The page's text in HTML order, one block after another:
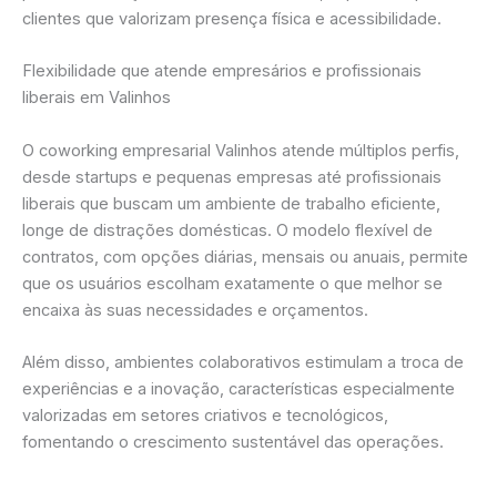
clientes que valorizam presença física e acessibilidade.
Flexibilidade que atende empresários e profissionais
liberais em Valinhos
O coworking empresarial Valinhos atende múltiplos perfis,
desde startups e pequenas empresas até profissionais
liberais que buscam um ambiente de trabalho eficiente,
longe de distrações domésticas. O modelo flexível de
contratos, com opções diárias, mensais ou anuais, permite
que os usuários escolham exatamente o que melhor se
encaixa às suas necessidades e orçamentos.
Além disso, ambientes colaborativos estimulam a troca de
experiências e a inovação, características especialmente
valorizadas em setores criativos e tecnológicos,
fomentando o crescimento sustentável das operações.